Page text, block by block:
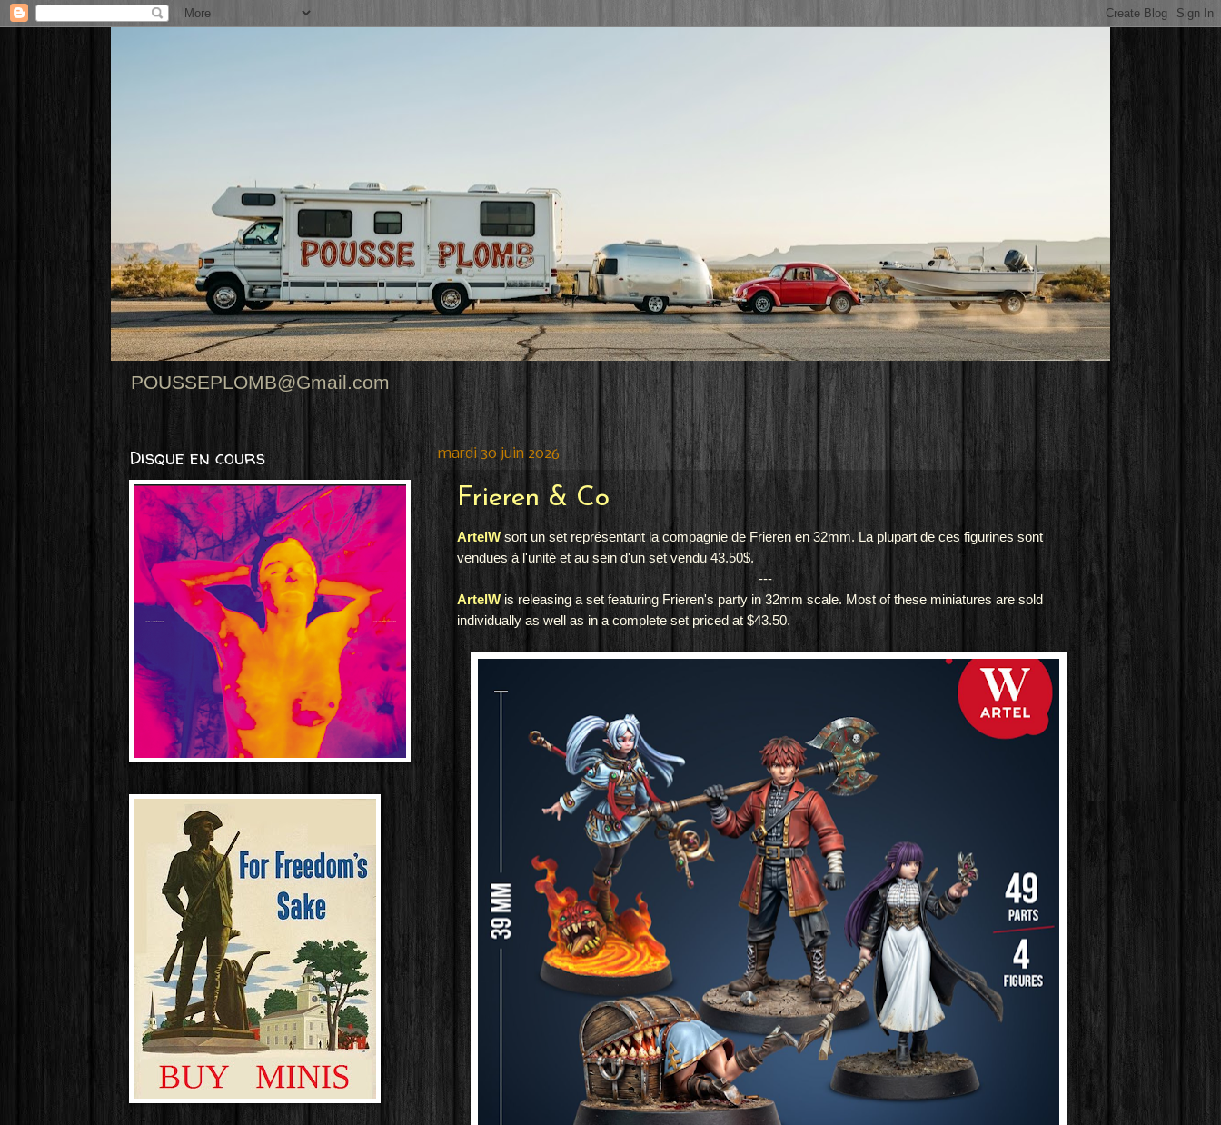
POUSSEPLOMB@Gmail.com
mardi 30 juin 2026
Frieren & Co
ArtelWsort un set représentant la compagnie de Frieren en 32mm. La plupart de ces figurines sont
vendues à l'unité et au sein d'un set vendu 43.50$.
---
ArtelWis releasing a set featuring Frieren's party in 32mm scale. Most of these miniatures are sold
individually as well as in a complete set priced at $43.50.
Disque en cours